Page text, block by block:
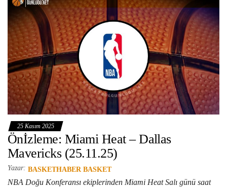
25 Kasım 2025
Önİzleme: Miami Heat – Dallas
Mavericks (25.11.25)
Yazar: BASKETHABER BASKET
NBA Doğu Konferansı ekiplerinden Miami Heat Salı günü saat